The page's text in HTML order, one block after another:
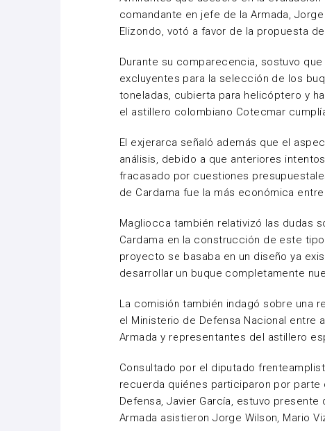
comandante en jefe de la Armada,
Elizondo, votó a favor de la propuesta
Durante su comparecencia, sostuvo
excluyentes para la selección de los
toneladas, cubierta para helicóptero y
el astillero colombiano Cotecmar
El exjerarca señaló además que el
análisis, debido a que anteriores
fracasado por cuestiones
de Cardama fue la más económica
Magliocca también relativizó las dudas
Cardama en la construcción de este
proyecto se basaba en un diseño ya
desarrollar un buque completamente
La comisión también indagó sobre una
el Ministerio de Defensa Nacional entre
Armada y representantes del astillero
Consultado por el diputado
recuerda quiénes participaron por
Defensa, Javier García, estuvo
Armada asistieron Jorge Wilson, Mario